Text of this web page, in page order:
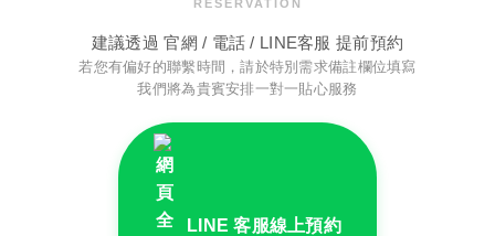
RESERVATION
建議透過 官網 / 電話 / LINE客服 提前預約
若您有偏好的聯繫時間，請於特別需求備註欄位填寫
我們將為貴賓安排一對一貼心服務
LINE 客服線上預約